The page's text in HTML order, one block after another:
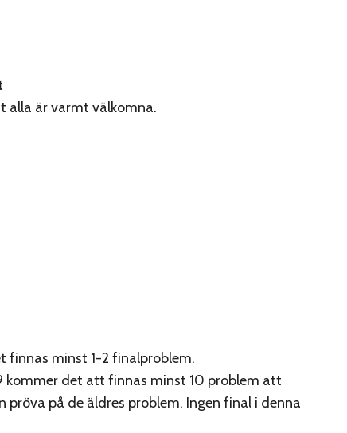
alla är varmt välkomna.
finnas minst 1-2 finalproblem.
det att finnas minst 10 problem att
på de äldres problem. Ingen final i denna